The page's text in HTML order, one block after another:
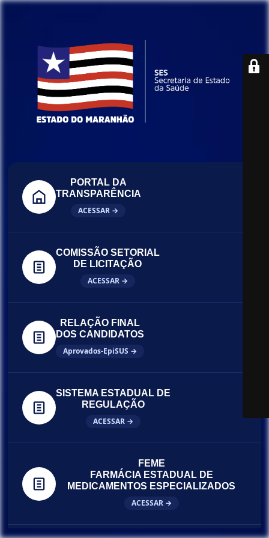
PORTAL DA
TRANSPARÊNCIA
ACESSAR →
COMISSÃO SETORIAL
DE LICITAÇÃO
ACESSAR →
RELAÇÃO FINAL
DOS CANDIDATOS
Aprovados-EpiSUS →
SISTEMA ESTADUAL DE
REGULAÇÃO
ACESSAR →
FEME
FARMÁCIA ESTADUAL DE
MEDICAMENTOS ESPECIALIZADOS
ACESSAR →